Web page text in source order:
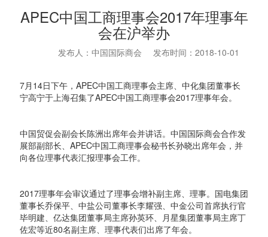
APEC中国工商理事会2017年理事年
会在沪举办
发布人：中国国际商会 发布时间：2018-10-01
7月14日下午，APEC中国工商理事会主席、中化集团董事长
宁高宁于上海召集了APEC中国工商理事会2017理事年会。
中国贸促会副会长陈洲出席年会并讲话。中国国际商会合作发
展部副部长、APEC中国工商理事会秘书长孙晓出席年会，并
向各位理事代表汇报理事会工作。
2017理事年会审议通过了理事会增补副主席、理事。国电集团
董事长乔保平、中盐公司董事长李耀强、中金公司首席执行官
毕明建、亿达集团董事局主席孙英环、月星集团董事局主席丁
佐宏等近80名副主席、理事代表们出席了年会。